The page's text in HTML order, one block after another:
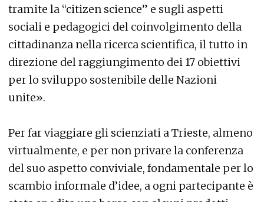
tramite la “citizen science” e sugli aspetti
sociali e pedagogici del coinvolgimento della
cittadinanza nella ricerca scientifica, il tutto in
direzione del raggiungimento dei 17 obiettivi
per lo sviluppo sostenibile delle Nazioni
unite».
Per far viaggiare gli scienziati a Trieste, almeno
virtualmente, e per non privare la conferenza
del suo aspetto conviviale, fondamentale per lo
scambio informale d’idee, a ogni partecipante è